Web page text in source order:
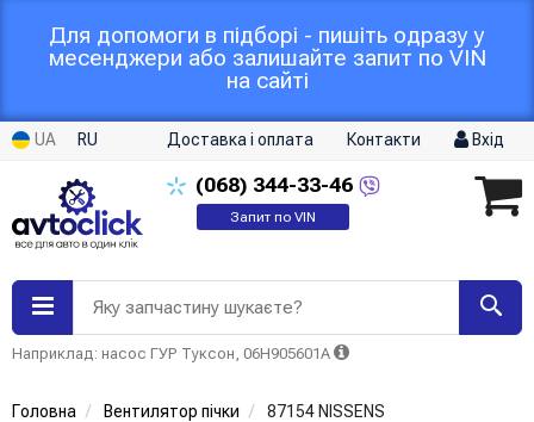
Для допомоги в підборі - пишіть одразу у
месенджери або залишайте запит по VIN
на сайті
UA RU Доставка і оплата Контакти Вхід
(068) 344-33-46
Запит по VIN
Яку запчастину шукаєте?
Наприклад: насос ГУР Туксон, 06H905601A
Головна Вентилятор пічки 87154 NISSENS